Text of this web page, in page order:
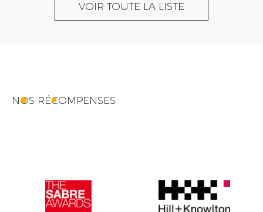
VOIR TOUTE LA LISTE
NOS RÉCOMPENSES